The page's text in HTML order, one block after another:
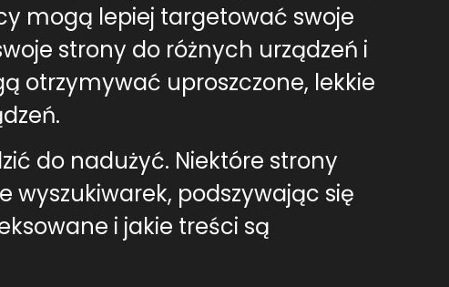
mogą lepiej targetować swoje
strony do różnych urządzeń i
otrzymywać uproszczone, lekkie
do nadużyć. Niektóre strony
podszywając się
i jakie treści są